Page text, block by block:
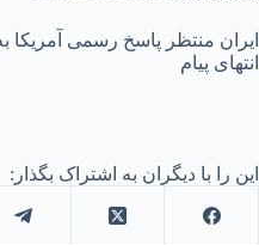
ایران منتظر پاسخ رسمی آمریکا
انتهای پیام
این را با دیگران به اشتراک بگذار: